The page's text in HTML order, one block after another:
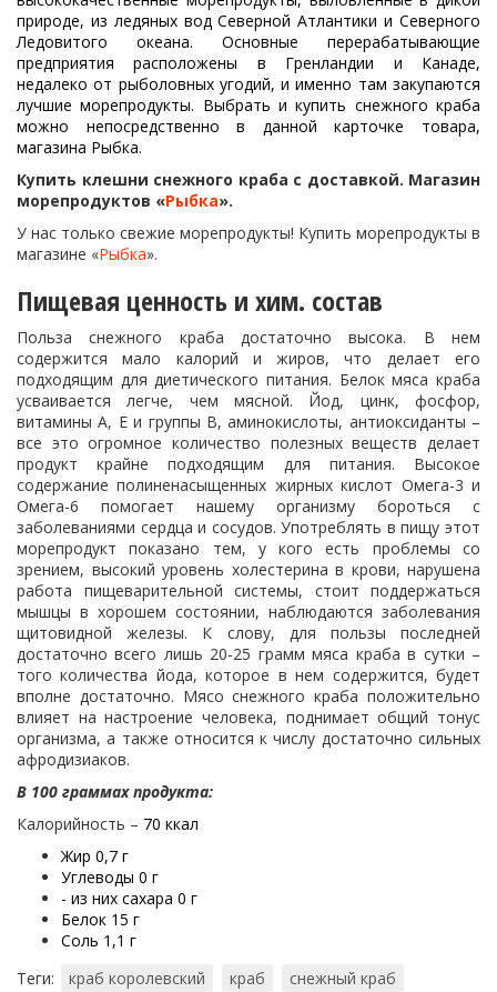
природе, из ледяных вод Северной Атлантики и Северного
Ледовитого океана. Основные перерабатывающие
предприятия расположены в Гренландии и Канаде,
недалеко от рыболовных угодий, и именно там закупаются
лучшие морепродукты. Выбрать и купить снежного краба
можно непосредственно в данной карточке товара,
магазина Рыбка.
Купить клешни снежного краба с доставкой. Магазин
морепродуктов «Рыбка».
У нас только свежие морепродукты! Купить морепродукты в
магазине «Рыбка».
Пищевая ценность и хим. состав
Польза снежного краба достаточно высока. В нем
содержится мало калорий и жиров, что делает его
подходящим для диетического питания. Белок мяса краба
усваивается легче, чем мясной. Йод, цинк, фосфор,
витамины А, Е и группы В, аминокислоты, антиоксиданты –
все это огромное количество полезных веществ делает
продукт крайне подходящим для питания. Высокое
содержание полиненасыщенных жирных кислот Омега-3 и
Омега-6 помогает нашему организму бороться с
заболеваниями сердца и сосудов. Употреблять в пищу этот
морепродукт показано тем, у кого есть проблемы со
зрением, высокий уровень холестерина в крови, нарушена
работа пищеварительной системы, стоит поддержаться
мышцы в хорошем состоянии, наблюдаются заболевания
щитовидной железы. К слову, для пользы последней
достаточно всего лишь 20-25 грамм мяса краба в сутки –
того количества йода, которое в нем содержится, будет
вполне достаточно. Мясо снежного краба положительно
влияет на настроение человека, поднимает общий тонус
организма, а также относится к числу достаточно сильных
афродизиаков.
В 100 граммах продукта:
Калорийность – 70 ккал
Жир 0,7 г
Углеводы 0 г
- из них сахара 0 г
Белок 15 г
Соль 1,1 г
Теги:
краб королевский краб снежный краб